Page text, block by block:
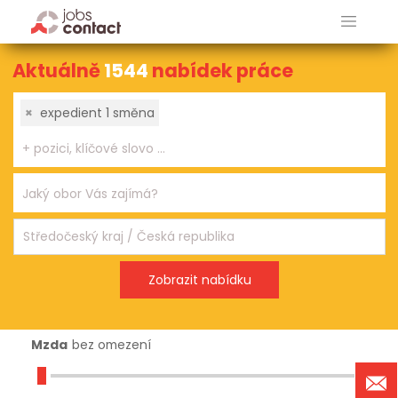
Aktuálně1544 nabídek práce
× expedient 1 směna
Mzda bez omezení